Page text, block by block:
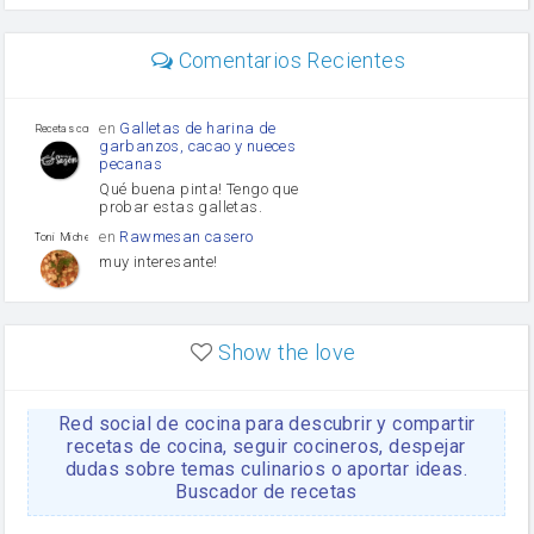
Comentarios Recientes
Recetas con sazon
en Galletas de harina de
garbanzos, cacao y nueces
pecanas
Qué buena pinta! Tengo que
probar estas galletas.
Toni Michel Caubet
en Rawmesan casero
muy interesante!
enLasaña casera fácil y
HOJALDROSA TV
enGachas de la abuela
Rosa
https://youtu.be/Mz69gcVO3sI
Rosa enReceta Del Bizcocho
Show the love
Red social de cocina para descubrir y compartir
recetas de cocina, seguir cocineros, despejar
dudas sobre temas culinarios o aportar ideas.
Buscador de recetas